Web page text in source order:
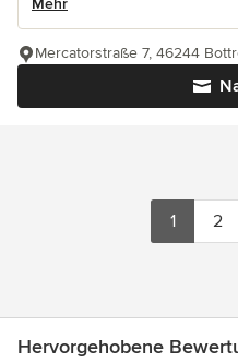
Mehr
Mercatorstraße 7, 46244
1 2
Hervorgehobene